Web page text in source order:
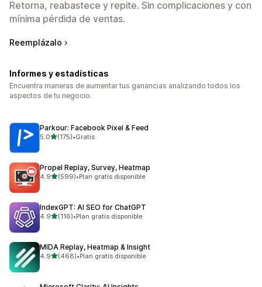
Retorna, reabastece y repite. Sin complicaciones y con
mínima pérdida de ventas.
Reemplázalo
Informes y estadísticas
Encuentra maneras de aumentar tus ganancias analizando todos los
aspectos de tu negocio.
Parkour: Facebook Pixel & Feed
5.0de 5 estrellas
(175)
175 reseñas en total
•Gratis
Propel Replay, Survey, Heatmap
4.9de 5 estrellas
(599)
599 reseñas en total
•Plan gratis disponible
IndexGPT: AI SEO for ChatGPT
4.9de 5 estrellas
(116)
116 reseñas en total
•Plan gratis disponible
MIDA Replay, Heatmap & Insight
4.9de 5 estrellas
(468)
468 reseñas en total
•Plan gratis disponible